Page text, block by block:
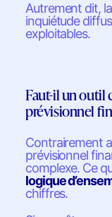
Autrement dit,
inquiétude
exploitables.
Faut-il un outil
prévisionnel
Contrairement
prévisionnel
complexe. Ce
logique
chiffres.